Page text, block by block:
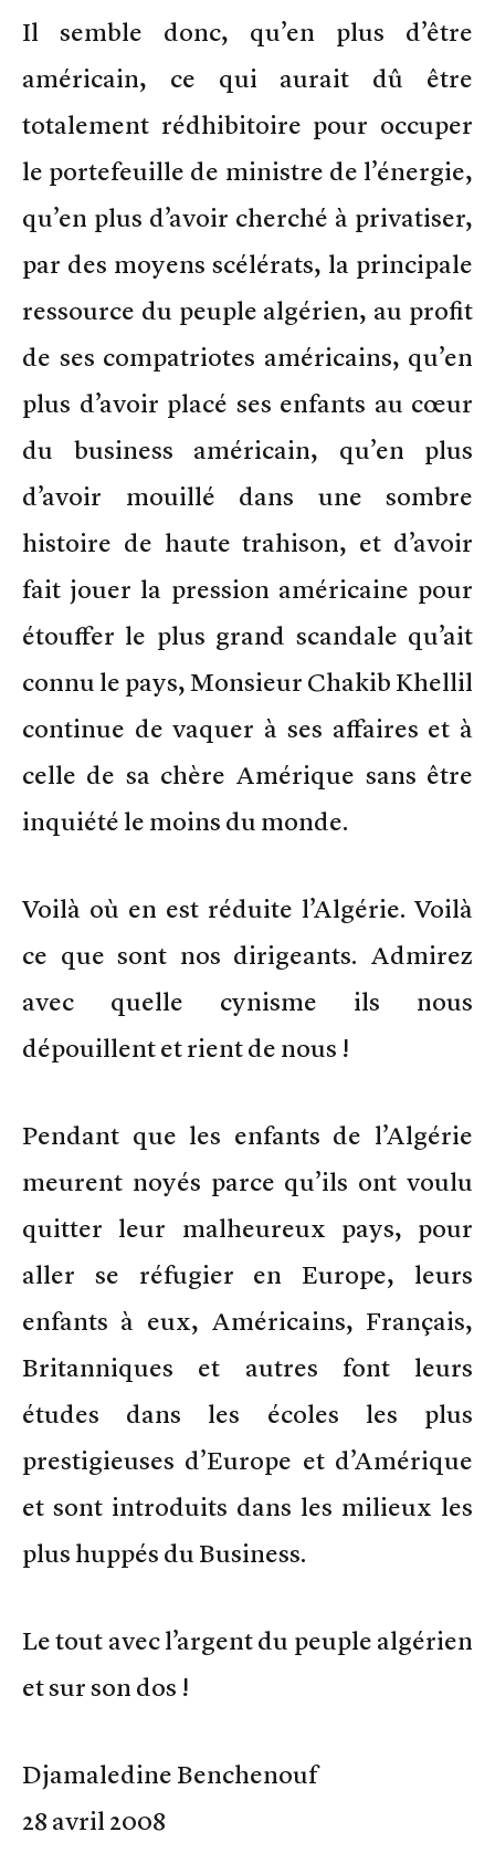
Il semble donc, qu’en plus d’être
américain, ce qui aurait dû être
totalement rédhibitoire pour occuper
le portefeuille de ministre de l’énergie,
qu’en plus d’avoir cherché à privatiser,
par des moyens scélérats, la principale
ressource du peuple algérien, au profit
de ses compatriotes américains, qu’en
plus d’avoir placé ses enfants au cœur
du business américain, qu’en plus
d’avoir mouillé dans une sombre
histoire de haute trahison, et d’avoir
fait jouer la pression américaine pour
étouffer le plus grand scandale qu’ait
connu le pays, Monsieur Chakib Khellil
continue de vaquer à ses affaires et à
celle de sa chère Amérique sans être
inquiété le moins du monde.
Voilà où en est réduite l’Algérie. Voilà
ce que sont nos dirigeants. Admirez
avec quelle cynisme ils nous
dépouillent et rient de nous !
Pendant que les enfants de l’Algérie
meurent noyés parce qu’ils ont voulu
quitter leur malheureux pays, pour
aller se réfugier en Europe, leurs
enfants à eux, Américains, Français,
Britanniques et autres font leurs
études dans les écoles les plus
prestigieuses d’Europe et d’Amérique
et sont introduits dans les milieux les
plus huppés du Business.
Le tout avec l’argent du peuple algérien
et sur son dos !
Djamaledine Benchenouf
28 avril 2008